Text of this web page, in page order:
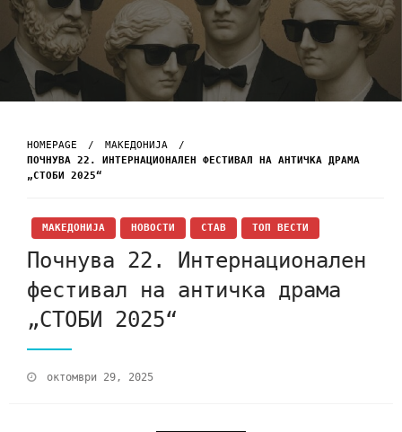
HOMEPAGE
МАКЕДОНИЈА
ПОЧНУВА 22. ИНТЕРНАЦИОНАЛЕН ФЕСТИВАЛ НА АНТИЧКА ДРАМА
„СТОБИ 2025“
МАКЕДОНИЈА НОВОСТИ СТАВ ТОП ВЕСТИ
Почнува 22. Интернационален
фестивал на античка драма
„СТОБИ 2025“
октомври 29, 2025